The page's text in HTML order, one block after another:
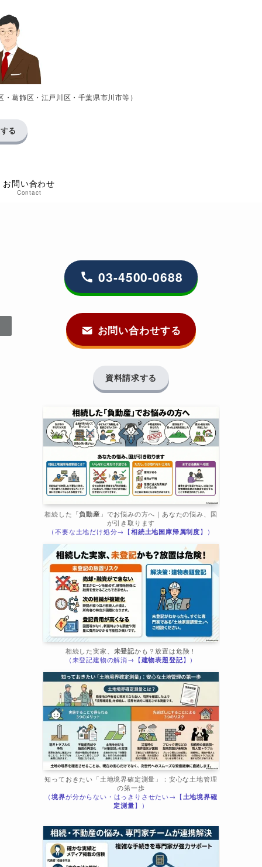
葛飾区・江戸川区・千葉県市川市等）
お問い合わせ
Contact
る
03-4500-0688
お問い合わせする
資料請求する
相続した「負動産 」でお悩みの方へ｜あなたの悩み、国
が引き取ります
（不要な土地だけ処分→【相続土地国庫帰属制度】）
相続した実家、 未登記かも？放置は危険！
（未登記建物の解消→【建物表題登記】）
知っておきたい「土地境界確定測量」：安心な土地管理
の第一歩
（境界が分からない・はっきりさせたい→【土地境界確
定測量】）